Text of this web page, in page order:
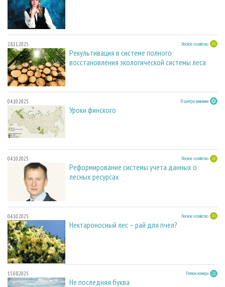
28.11.2025 Лесное хозяйство
Рекультивация в системе полного
восстановления экологической системы леса
04.10.2025 В центре внимания
Уроки финского
04.10.2025 Лесное хозяйство
Реформирование системы учета данных о
лесных ресурсах
04.10.2025 Лесное хозяйство
Нектароносный лес – рай для пчел?
15.08.2025 Регион номера
Не последняя буква